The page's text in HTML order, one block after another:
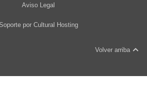
Aviso Legal
Soporte por Cultural Hosting
Volver arriba